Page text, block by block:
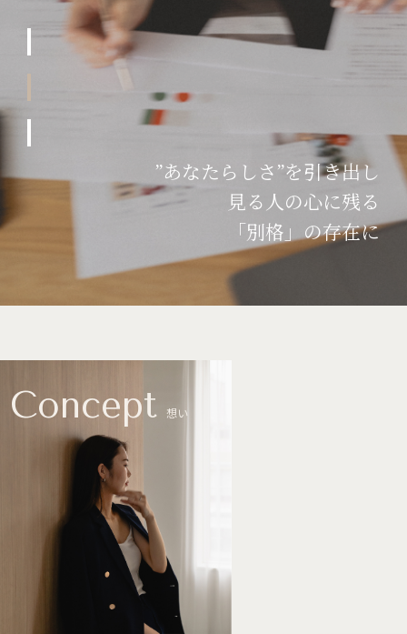
”あなたらしさ”を引き出し
見る人の心に残る
「別格」の存在に
Concept 想い